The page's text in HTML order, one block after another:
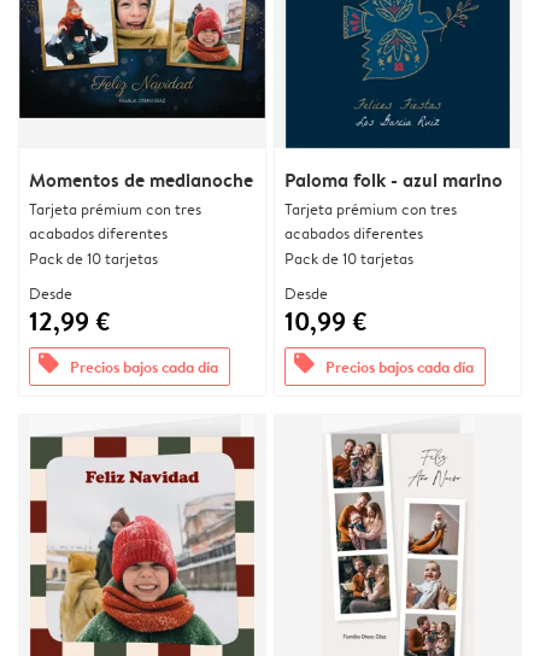
Momentos de medianoche
Tarjeta prémium con tres
acabados diferentes
Pack de 10 tarjetas
Desde
12,99 €
offers Precios bajos cada día
Paloma folk - azul marino
Tarjeta prémium con tres
acabados diferentes
Pack de 10 tarjetas
Desde
10,99 €
offers Precios bajos cada día